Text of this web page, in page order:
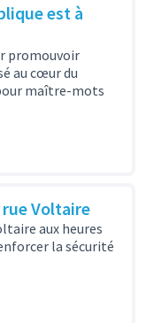
est à
promouvoir
au cœur du
maître-mots
Voltaire
aux heures
la sécurité